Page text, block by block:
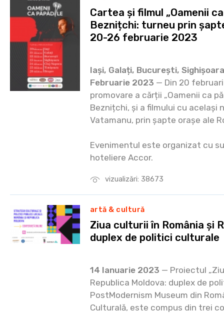
vizualizări: 38673
Cartea și filmul „Oamenii
Beznițchi: turneu prin
20-26 februarie 2023
Iași, Galați, București,
Februarie 2023 — Din 20
promovare a cărții „Oamenii ca
Beznițchi, și a filmului cu același
Vatamanu, prin șapte orașe ale
Evenimentul este organizat cu
hoteliere Accor.
artă & cultură
Ziua culturii în România și
duplex de politici culturale
14 Ianuarie 2023 — Proiectul
Republica Moldova: duplex de
PostModernism Museum din
Culturală, este compus din trei